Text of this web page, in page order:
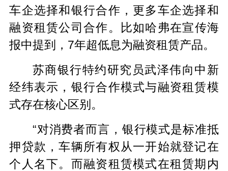
车企选择和银行合作，更多车企选择和
融资租赁公司合作。比如哈弗在宣传海
报中提到，7年超低息为融资租赁产品。
苏商银行特约研究员武泽伟向中新
经纬表示，银行合作模式与融资租赁模
式存在核心区别。
“对消费者而言，银行模式是标准抵
押贷款，车辆所有权从一开始就登记在
个人名下。而融资租赁模式在租赁期内